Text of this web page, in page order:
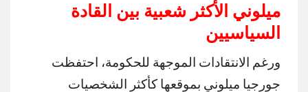
ميلوني الأكثر شعبية بين القادة
السياسيين
ورغم الانتقادات الموجهة للحكومة، احتفظت
جورجيا ميلوني بموقعها كأكثر الشخصيات